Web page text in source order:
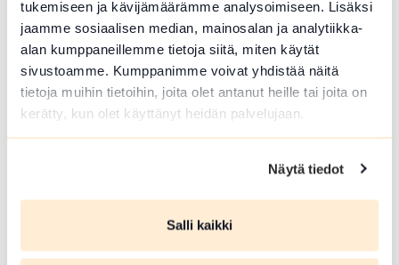
tukemiseen ja kävijämäärämme analysoimiseen. Lisäksi
jaamme sosiaalisen median, mainosalan ja analytiikka-
alan kumppaneillemme tietoja siitä, miten käytät
sivustoamme. Kumppanimme voivat yhdistää näitä
tietoja muihin tietoihin, joita olet antanut heille tai joita on
kerätty, kun olet käyttänyt heidän palvelujaan.
Näytä tiedot
Salli kaikki
rukous. Kestjo 30 min. ja…
Lue lisää tapahtumasta Kesän rukoushetket